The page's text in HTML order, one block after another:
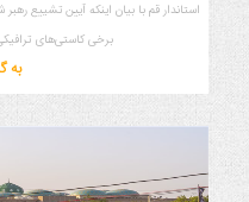
استاندار قم با بیان اینکه آیین تشییع
برخی کاستی‌های
به